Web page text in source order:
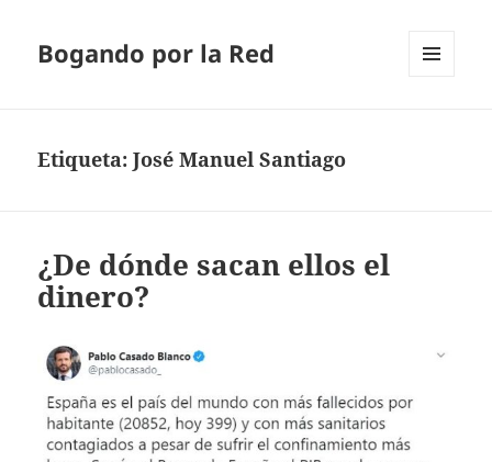
Bogando por la Red
Etiqueta:José Manuel Santiago
¿De dónde sacan ellos el
dinero?